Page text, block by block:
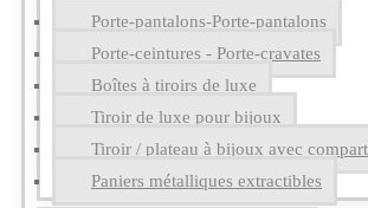
Porte-pantalons-Porte-pantalons
Porte-ceintures - Porte-cravates
Boîtes à tiroirs de luxe
Tiroir de luxe pour bijoux
Tiroir / plateau à bijoux avec
Paniers métalliques extractibles